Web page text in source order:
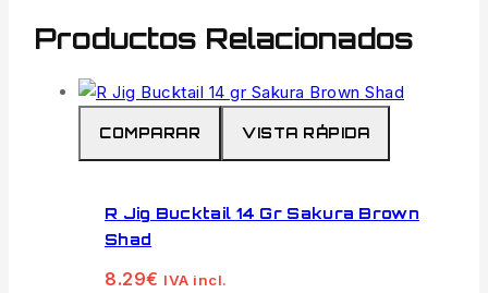
Productos Relacionados
COMPARAR VISTA RÁPIDA
R Jig Bucktail 14 Gr Sakura Brown
Shad
8.29€ IVA incl.